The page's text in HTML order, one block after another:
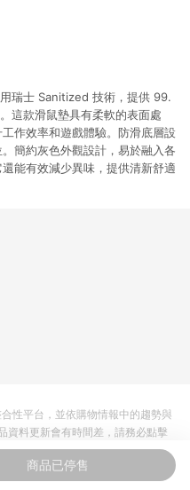
火箭跨境優質選品不限金
瑞士 Sanitized 技術，提供 99.
這款滑鼠墊具有柔軟的表面處
作效率和遊戲體驗。防滑底層設
簡約灰色外觀設計，易於融入各
能有效減少異味，提供清新舒適
商品已停售
性平台，並依購物情報中的趨勢與
資料更新會有時間差，請務必點擊
條件，一切資訊以合作廠商網頁為